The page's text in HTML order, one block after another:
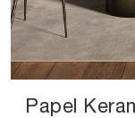
Papel